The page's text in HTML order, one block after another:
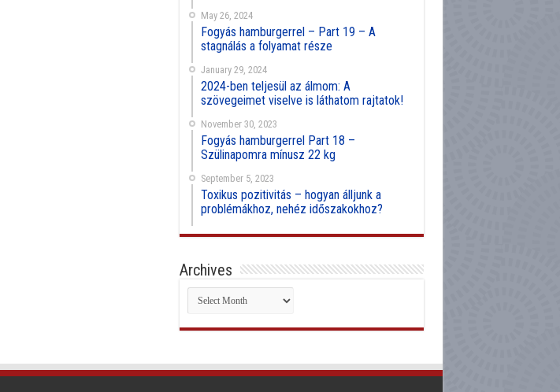
May 26, 2024
Fogyás hamburgerrel – Part 19 – A
stagnálás a folyamat része
January 29, 2024
2024-ben teljesül az álmom: A
szövegeimet viselve is láthatom rajtatok!
November 30, 2023
Fogyás hamburgerrel Part 18 –
Szülinapomra mínusz 22 kg
September 5, 2023
Toxikus pozitivitás – hogyan álljunk a
problémákhoz, nehéz időszakokhoz?
Archives
Archives